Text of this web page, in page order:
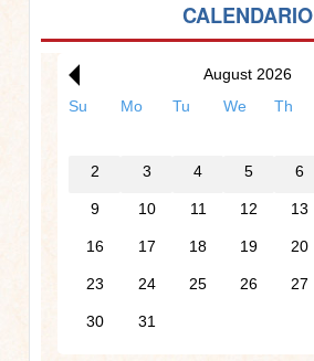
CALENDARIO
August 2026
Su
Mo Tu We Th
2 3 4 5 6
9 10 11 12 13
16 17 18 19 20
23 24 25 26 27
30 31
02:00
05:00